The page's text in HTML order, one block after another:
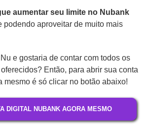
aumentar seu limite no Nubank
podendo aproveitar de muito mais
e gostaria de contar com todos os
Então, para abrir sua conta
mesmo é só clicar no botão abaixo!
DIGITAL NUBANK AGORA MESMO